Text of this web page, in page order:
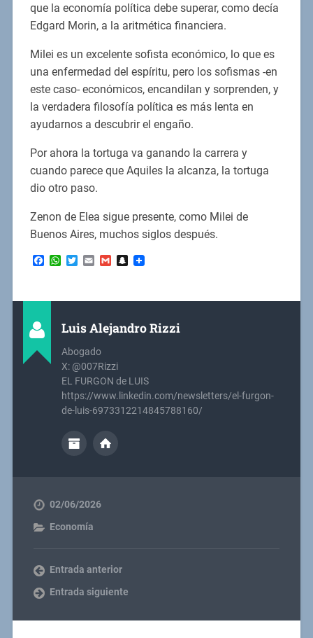
que la economía política debe superar, como decía
Edgard Morin, a la aritmética financiera.
Milei es un excelente sofista económico, lo que es
una enfermedad del espíritu, pero los sofismas -en
este caso- económicos, encandilan y sorprenden, y
la verdadera filosofía política es más lenta en
ayudarnos a descubrir el engaño.
Por ahora la tortuga va ganando la carrera y
cuando parece que Aquiles la alcanza, la tortuga
dio otro paso.
Zenon de Elea sigue presente, como Milei de
Buenos Aires, muchos siglos después.
Facebook
WhatsApp
Twitter
EmailGmailSnapchat
Luis Alejandro Rizzi
Abogado
X: @007Rizzi
EL FURGON de LUIS
https://www.linkedin.com/newsletters/el-furgon-
de-luis-6973312214845788160/
02/06/2026
Economía
Entrada anterior
Entrada siguiente